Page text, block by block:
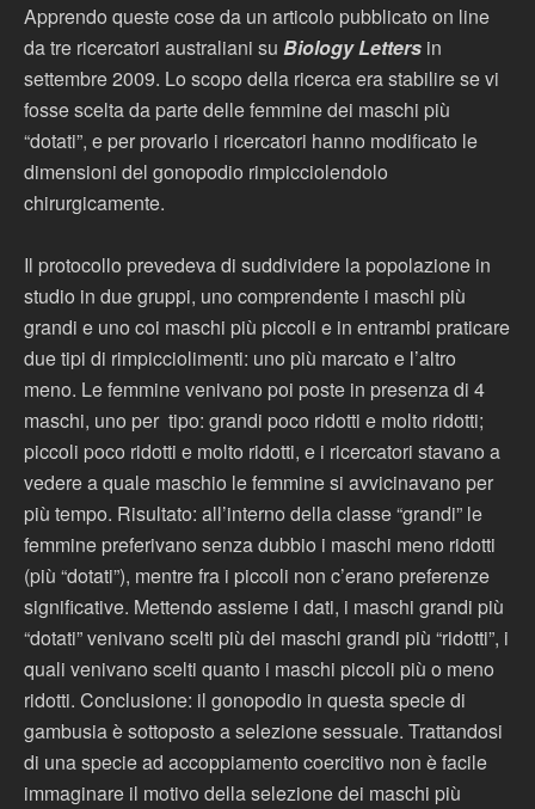
Apprendo queste cose da un articolo pubblicato on line
da tre ricercatori australiani su Biology Letters in
settembre 2009. Lo scopo della ricerca era stabilire se vi
fosse scelta da parte delle femmine dei maschi più
“dotati”, e per provarlo i ricercatori hanno modificato le
dimensioni del gonopodio rimpicciolendolo
chirurgicamente.
Il protocollo prevedeva di suddividere la popolazione in
studio in due gruppi, uno comprendente i maschi più
grandi e uno coi maschi più piccoli e in entrambi praticare
due tipi di rimpicciolimenti: uno più marcato e l’altro
meno. Le femmine venivano poi poste in presenza di 4
maschi, uno per tipo: grandi poco ridotti e molto ridotti;
piccoli poco ridotti e molto ridotti, e i ricercatori stavano a
vedere a quale maschio le femmine si avvicinavano per
più tempo. Risultato: all’interno della classe “grandi” le
femmine preferivano senza dubbio i maschi meno ridotti
(più “dotati”), mentre fra i piccoli non c’erano preferenze
significative. Mettendo assieme i dati, i maschi grandi più
“dotati” venivano scelti più dei maschi grandi più “ridotti”, i
quali venivano scelti quanto i maschi piccoli più o meno
ridotti. Conclusione: il gonopodio in questa specie di
gambusia è sottoposto a selezione sessuale. Trattandosi
di una specie ad accoppiamento coercitivo non è facile
immaginare il motivo della selezione dei maschi più